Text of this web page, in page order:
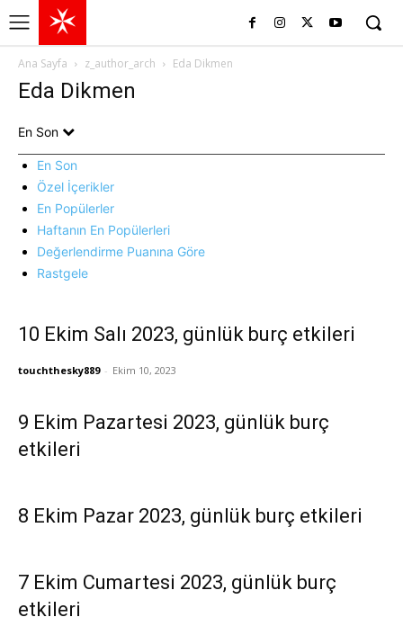
Ana Sayfa z_author_arch Eda Dikmen
Eda Dikmen
En Son
En Son
Özel İçerikler
En Popülerler
Haftanın En Popülerleri
Değerlendirme Puanına Göre
Rastgele
10 Ekim Salı 2023, günlük burç etkileri
touchthesky889 - Ekim 10, 2023
9 Ekim Pazartesi 2023, günlük burç
etkileri
8 Ekim Pazar 2023, günlük burç etkileri
7 Ekim Cumartesi 2023, günlük burç
etkileri